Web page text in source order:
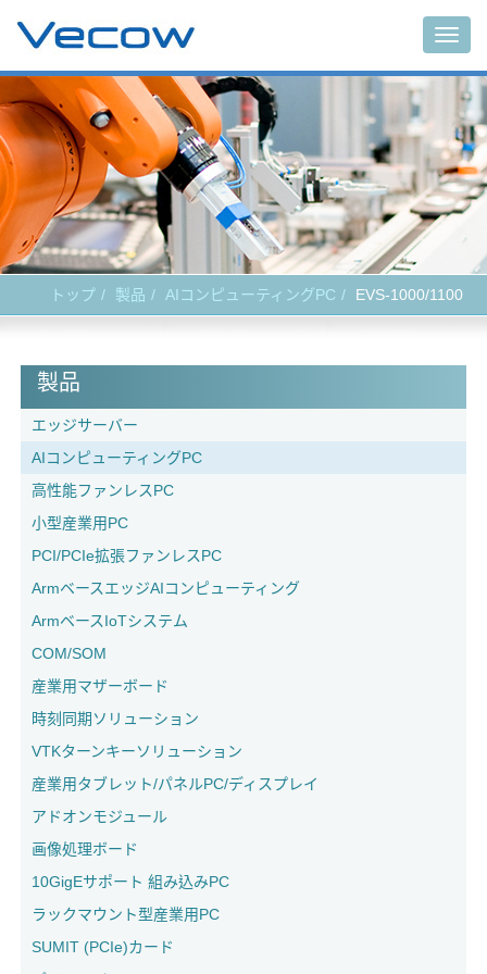
トップ 製品 AIコンピューティングPC EVS-1000/1100
製品
エッジサーバー
AIコンピューティングPC
高性能ファンレスPC
小型産業用PC
PCI/PCIe拡張ファンレスPC
ArmベースエッジAIコンピューティング
ArmベースIoTシステム
COM/SOM
産業用マザーボード
時刻同期ソリューション
VTKターンキーソリューション
産業用タブレット/パネルPC/ディスプレイ
アドオンモジュール
画像処理ボード
10GigEサポート 組み込みPC
ラックマウント型産業用PC
SUMIT (PCIe)カード